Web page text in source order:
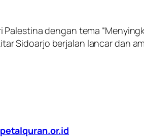
Palestina dengan tema
Sidoarjo berjalan lancar dan